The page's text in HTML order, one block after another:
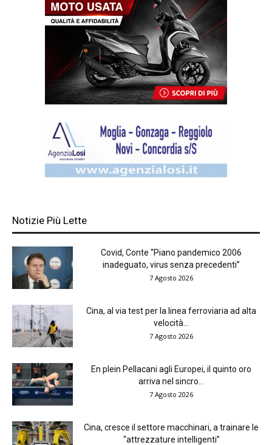
Notizie Più Lette
Covid, Conte “Piano pandemico 2006
inadeguato, virus senza precedenti”
7 Agosto 2026
Cina, al via test per la linea ferroviaria ad alta
velocità...
7 Agosto 2026
En plein Pellacani agli Europei, il quinto oro
arriva nel sincro...
7 Agosto 2026
Cina, cresce il settore macchinari, a trainare le
“attrezzature intelligenti”